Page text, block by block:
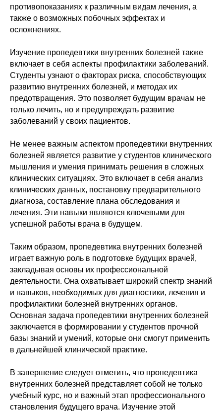
противопоказаниях к различным видам лечения, а
также о возможных побочных эффектах и
осложнениях.
Изучение пропедевтики внутренних болезней также
включает в себя аспекты профилактики заболеваний.
Студенты узнают о факторах риска, способствующих
развитию внутренних болезней, и методах их
предотвращения. Это позволяет будущим врачам не
только лечить, но и предупреждать развитие
заболеваний у своих пациентов.
Не менее важным аспектом пропедевтики внутренних
болезней является развитие у студентов клинического
мышления и умения принимать решения в сложных
клинических ситуациях. Это включает в себя анализ
клинических данных, постановку предварительного
диагноза, составление плана обследования и
лечения. Эти навыки являются ключевыми для
успешной работы врача в будущем.
Таким образом, пропедевтика внутренних болезней
играет важную роль в подготовке будущих врачей,
закладывая основы их профессиональной
деятельности. Она охватывает широкий спектр знаний
и навыков, необходимых для диагностики, лечения и
профилактики болезней внутренних органов.
Основная задача пропедевтики внутренних болезней
заключается в формировании у студентов прочной
базы знаний и умений, которые они смогут применить
в дальнейшей клинической практике.
В завершение следует отметить, что пропедевтика
внутренних болезней представляет собой не только
учебный курс, но и важный этап профессионального
становления будущего врача. Изучение этой